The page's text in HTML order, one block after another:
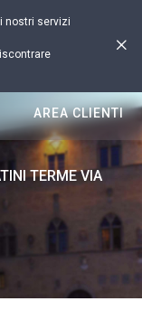
nostri servizi
AREA CLIENTI
TERME VIA